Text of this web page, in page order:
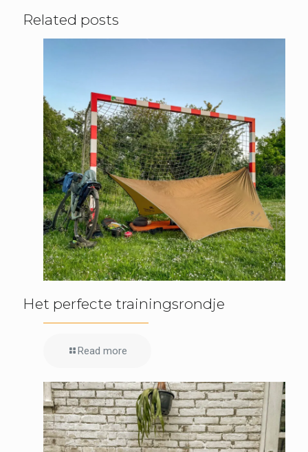
Related posts
Het perfecte trainingsrondje
Read more